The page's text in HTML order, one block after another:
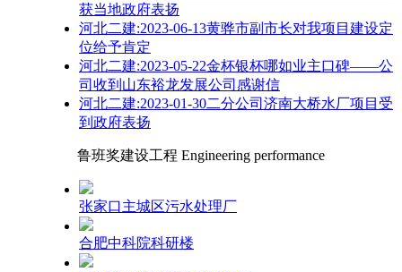
获当地政府表扬
河北二建:2023-06-13黄骅市副市长对我项目建设定
位给予肯定
河北二建:2023-05-22金杯银杯哪如业主口碑——公
司收到山东裕龙发展公司感谢信
河北二建:2023-01-30二分公司济南大桥水厂项目受
到政府表扬
鲁班奖建设工程 Engineering performance
张家口主城区污水处理厂
合肥中科院科研楼